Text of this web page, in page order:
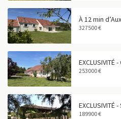
327500 €
253000 €
189900 €